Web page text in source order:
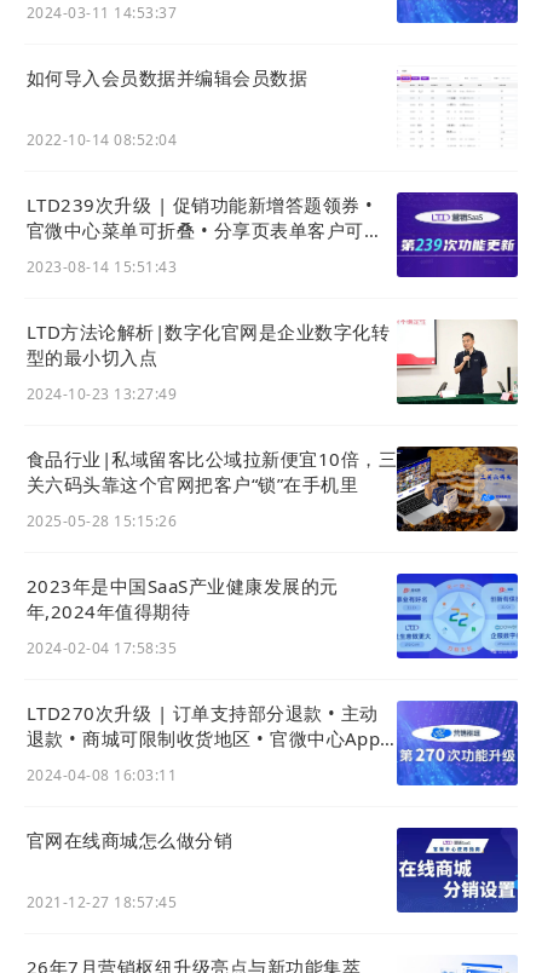
2024-03-11 14:53:37
如何导入会员数据并编辑会员数据
2022-10-14 08:52:04
LTD239次升级 | 促销功能新增答题领券 •
官微中心菜单可折叠 • 分享页表单客户可显
2023-08-14 15:51:43
LTD方法论解析|数字化官网是企业数字化转
型的最小切入点
2024-10-23 13:27:49
食品行业|私域留客比公域拉新便宜10倍，三
关六码头靠这个官网把客户“锁”在手机里
2025-05-28 15:15:26
2023年是中国SaaS产业健康发展的元
年,2024年值得期待
2024-02-04 17:58:35
LTD270次升级 | 订单支持部分退款 • 主动
退款 • 商城可限制收货地区 • 官微中心App
2024-04-08 16:03:11
官网在线商城怎么做分销
2021-12-27 18:57:45
26年7月营销枢纽升级亮点与新功能集萃